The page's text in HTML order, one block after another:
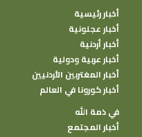
أخبار رئيسية
أخبار عجلونية
أخبار أردنية
أخبار عربية ودولية
أخبار المغتربين الأردنيين
أخبار كورونا في العالم
في ذمة الله
أخبار المجتمع